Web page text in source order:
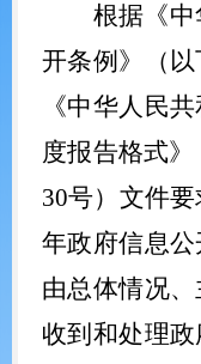
根据《
开条例》（
《中华人民
度报告格式
30号）文件
年政府信息
由总体情况、
收到和处理